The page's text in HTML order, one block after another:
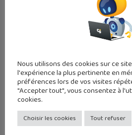
Découvre d’autres
dans cet articledédié
sur PC !
Nous utilisons des cookies sur ce
l'expérience la plus pertinente en
préférences lors de vos visites
"Accepter tout", vous consentez à
cookies.
Choisir les cookies Tout refuser